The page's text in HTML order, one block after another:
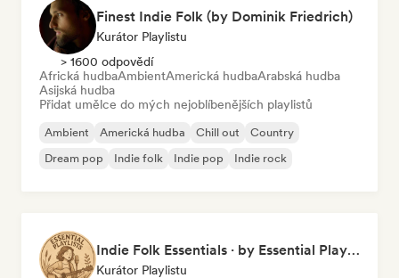
Finest Indie Folk (by Dominik Friedrich)
Kurátor Playlistu
> 1600 odpovědí
Africká hudbaAmbientAmerická hudbaArabská hudba
Asijská hudba
Přidat umělce do mých nejoblíbenějších playlistů
Ambient Americká hudba Chill out
Country
Dream pop
Indie folk Indie pop Indie rock
Indie Folk Essentials · by Essential Playlists
Kurátor Playlistu